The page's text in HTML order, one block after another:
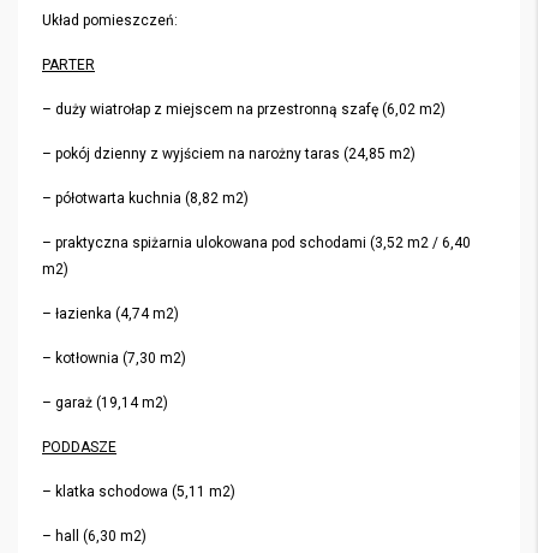
Układ pomieszczeń:
PARTER
– duży wiatrołap z miejscem na przestronną szafę (6,02 m2)
– pokój dzienny z wyjściem na narożny taras (24,85 m2)
– półotwarta kuchnia (8,82 m2)
– praktyczna spiżarnia ulokowana pod schodami (3,52 m2 / 6,40
m2)
– łazienka (4,74 m2)
– kotłownia (7,30 m2)
– garaż (19,14 m2)
PODDASZE
– klatka schodowa (5,11 m2)
– hall (6,30 m2)